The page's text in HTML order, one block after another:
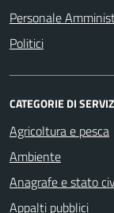
Personale
Politici
CATEGORIE DI
Agricoltura e pesca
Ambiente
Anagrafe e stato
Appalti pubblici